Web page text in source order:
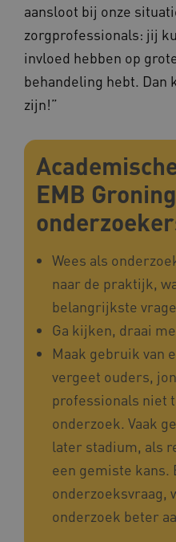
aansloot bij onze
zorgprofessionals: jij
invloed hebben op
behandeling hebt. Dan
zijn!”
EMB
Wees als
naar de praktijk,
belangrijkste
Ga kijken, draai
Maak gebruik van
vergeet ouders,
professionals niet
onderzoek. Vaak
later stadium, als
een gemiste kans.
onderzoeksvraag,
onderzoek beter
_ga_NWZZME161M
ga_session_duration
_ga_G3VHK6CSBS
AWSALB
BCSessionID